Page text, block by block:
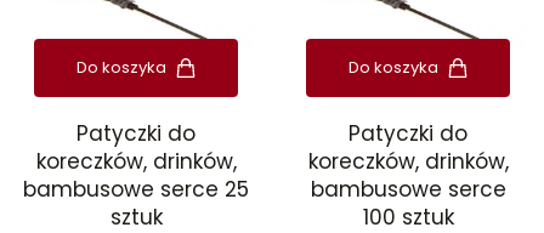
Do koszyka
Patyczki do
koreczków, drinków,
bambusowe serce 25
sztuk
Do koszyka
Patyczki do
koreczków, drinków,
bambusowe serce
100 sztuk